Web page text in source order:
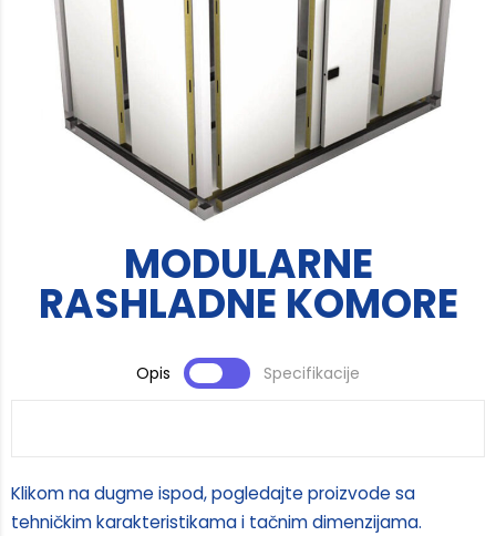
MODULARNE
RASHLADNE KOMORE
Opis Specifikacije
Klikom na dugme ispod, pogledajte proizvode sa
tehničkim karakteristikama i tačnim dimenzijama.